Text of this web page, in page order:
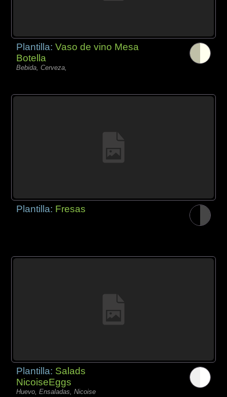
Plantilla:Vaso de vino Mesa
Botella
Bebida, Cerveza,
Plantilla: Fresas
Plantilla: Salads
NicoiseEggs
Huevo, Ensaladas, Nicoise